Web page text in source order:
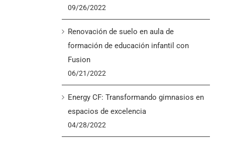
09/26/2022
Renovación de suelo en aula de
formación de educación infantil con
Fusion
06/21/2022
Energy CF: Transformando gimnasios en
espacios de excelencia
04/28/2022